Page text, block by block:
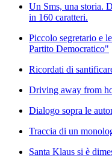
Un Sms, una storia.
in 160 caratteri.
Piccolo segretario e
Partito Democratico"
Ricordati di
Driving away from
Dialogo sopra le
Traccia di un
Santa Klaus si è